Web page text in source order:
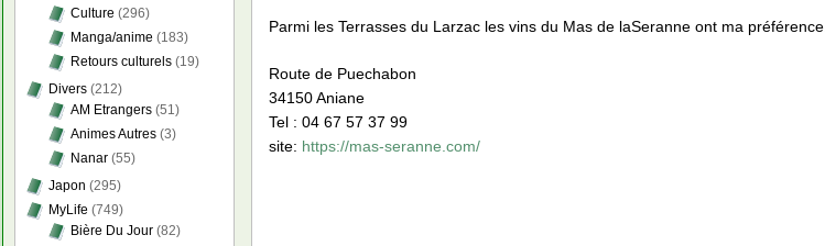
Parmi les Terrasses du Larzac les vins du Mas de laSeranne ont ma préférence.
Route de Puechabon
34150 Aniane
Tel : 04 67 57 37 99
site: https://mas-seranne.com/
Culture (296)
Manga/anime (183)
Retours culturels (19)
Divers (212)
AM Etrangers (51)
Animes Autres (3)
Nanar (55)
Japon (295)
MyLife (749)
Bière Du Jour (82)